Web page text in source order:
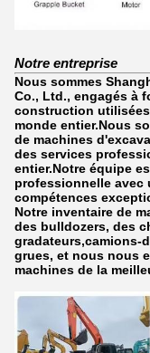
Notre entreprise
Nous sommes
Co., Ltd., engagés à
construction
monde entier.Nous
de machines
des services
entier.Notre équipe
professionnelle avec
compétences
Notre inventaire de
des bulldozers, des
gradateurs,camions-
grues, et nous nous
machines de la